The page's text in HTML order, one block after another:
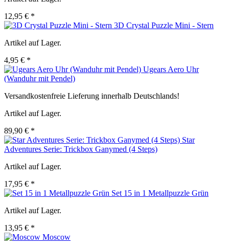
12,95 € *
3D Crystal Puzzle Mini - Stern
Artikel auf Lager.
4,95 € *
Ugears Aero Uhr
(Wanduhr mit Pendel)
Versandkostenfreie Lieferung innerhalb Deutschlands!
Artikel auf Lager.
89,90 € *
Star
Adventures Serie: Trickbox Ganymed (4 Steps)
Artikel auf Lager.
17,95 € *
Set 15 in 1 Metallpuzzle Grün
Artikel auf Lager.
13,95 € *
Moscow